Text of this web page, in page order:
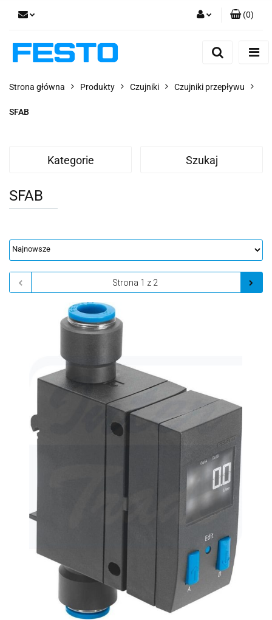
Dodaj zgłoszenie
(0)
Strona główna Produkty Czujniki Czujniki przepływu
SFAB
Kategorie Szukaj
SFAB